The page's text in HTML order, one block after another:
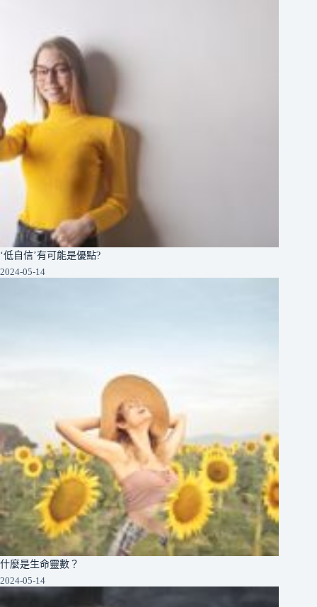
‘低自信’有可能是優點?
2024-05-14
什麼是生命靈數？
2024-05-14